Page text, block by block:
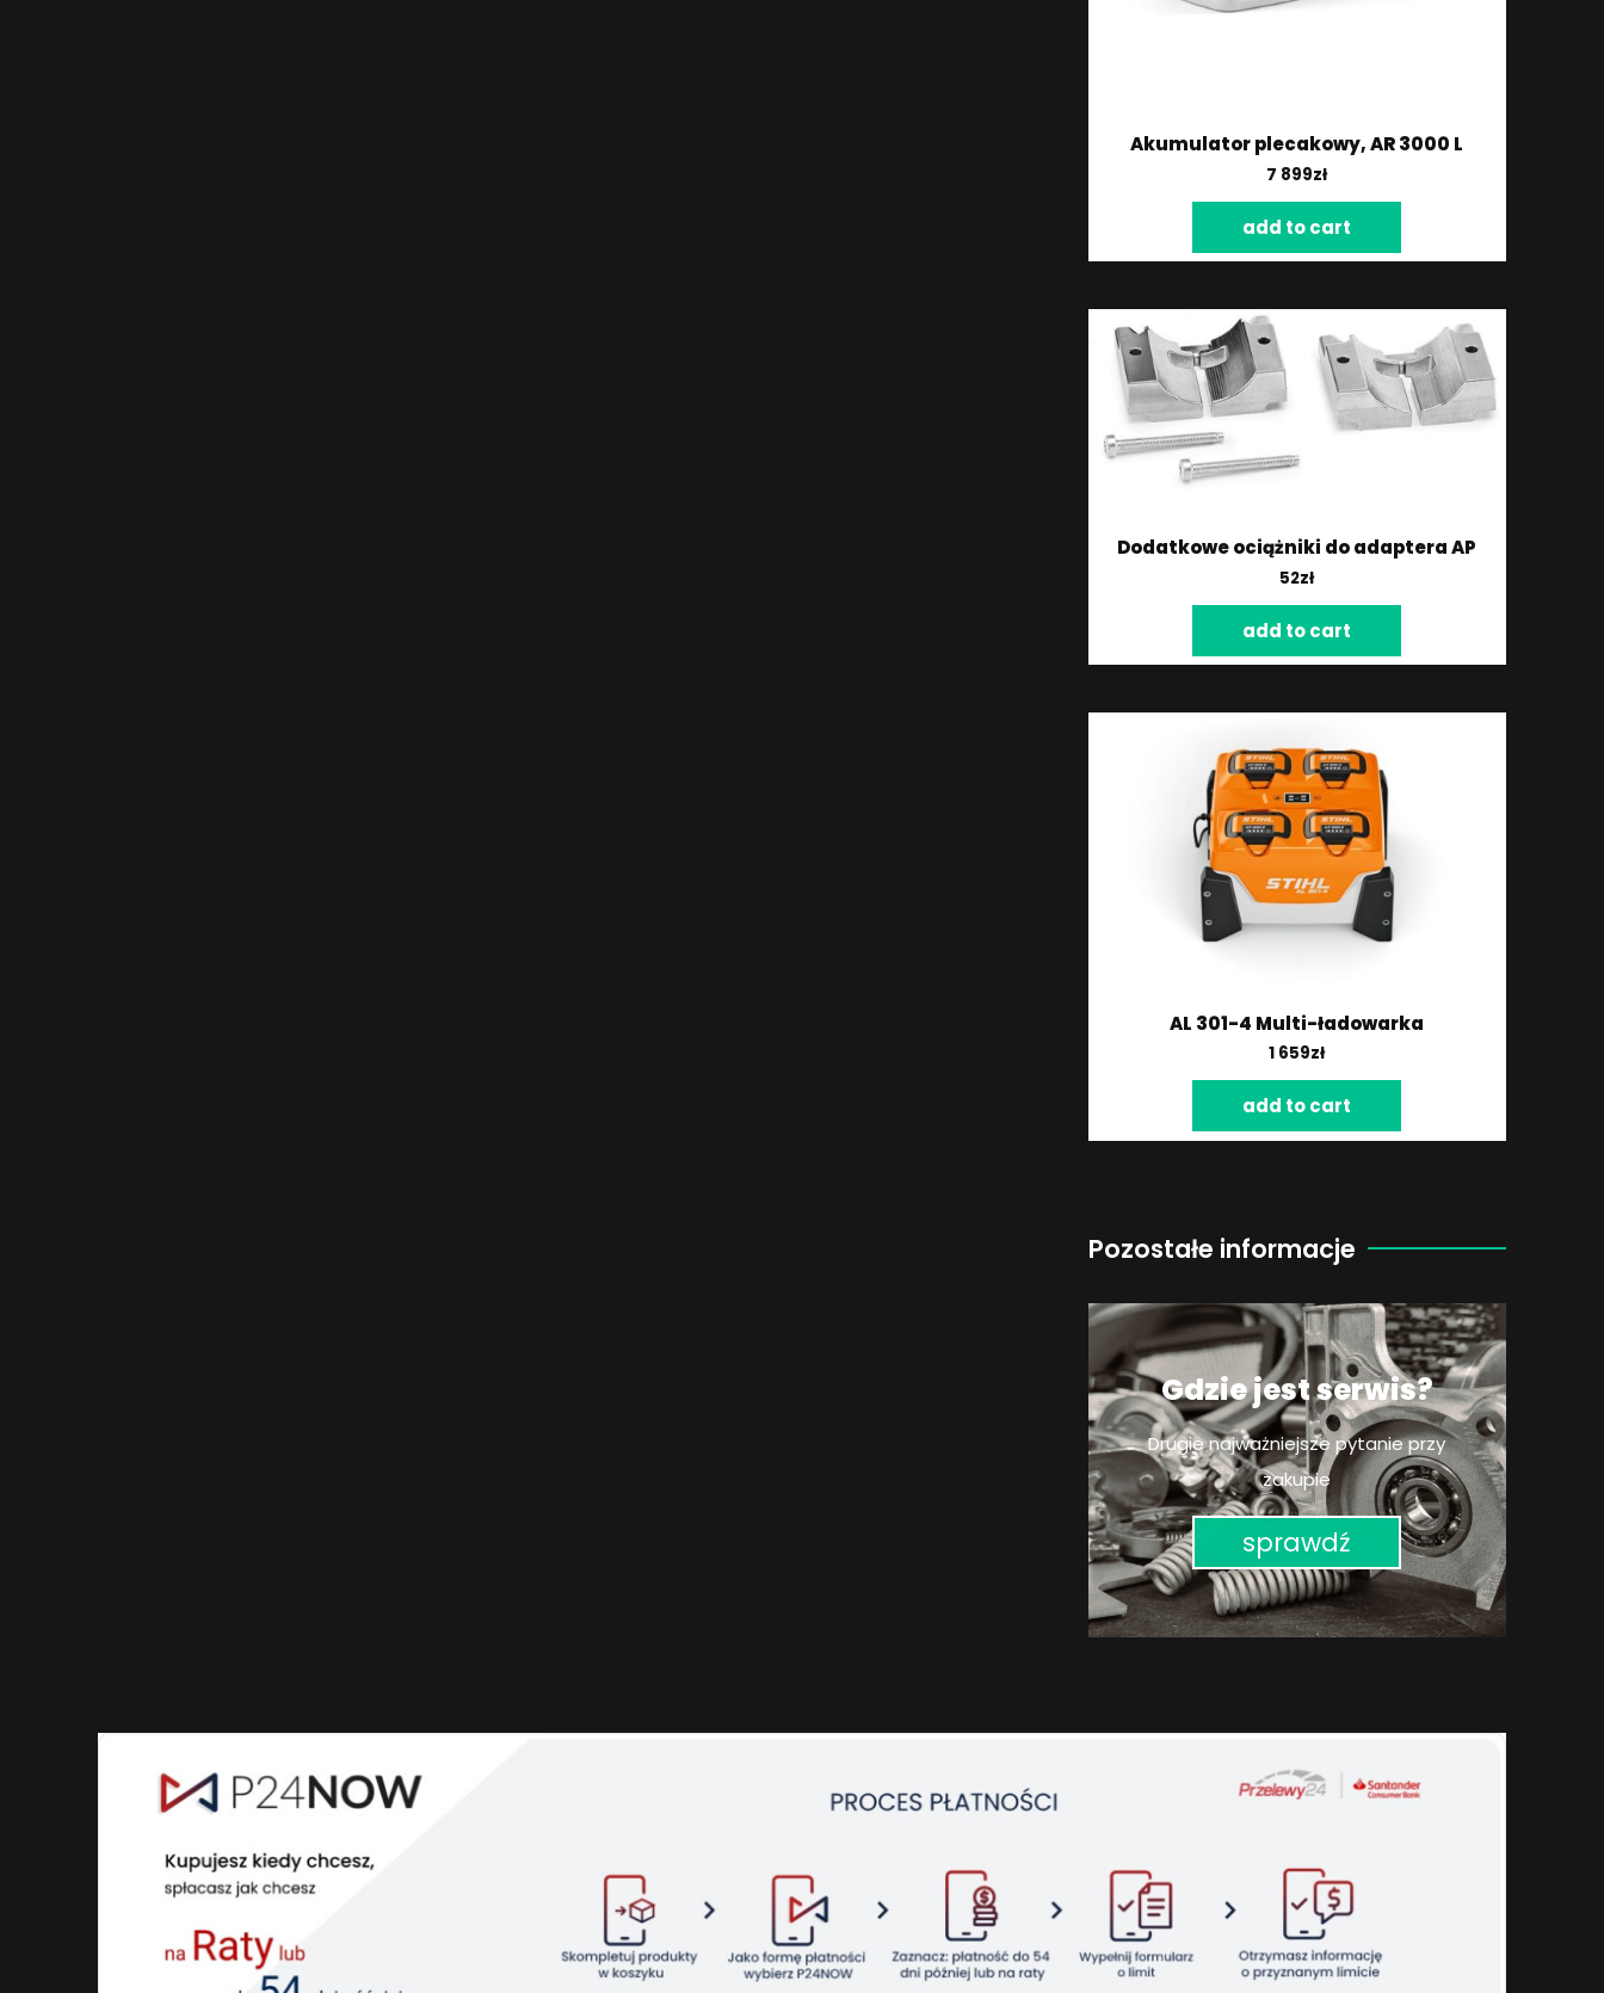
Akumulator plecakowy, AR 3000 L
7 899zł
add to cart
Dodatkowe ociążniki do adaptera AP
52zł
add to cart
AL 301-4 Multi-ładowarka
1 659zł
add to cart
Pozostałe informacje
Gdzie jest serwis?
Drugie najważniejsze pytanie przy
zakupie
sprawdź